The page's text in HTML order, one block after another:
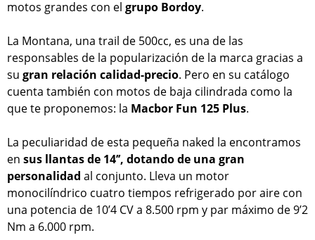
motos grandes con el grupo Bordoy.
La Montana, una trail de 500cc, es una de las
responsables de la popularización de la marca gracias a
su gran relación calidad-precio. Pero en su catálogo
cuenta también con motos de baja cilindrada como la
que te proponemos: la Macbor Fun 125 Plus.
La peculiaridad de esta pequeña naked la encontramos
en sus llantas de 14’’, dotando de una gran
personalidad al conjunto. Lleva un motor
monocilíndrico cuatro tiempos refrigerado por aire con
una potencia de 10’4 CV a 8.500 rpm y par máximo de 9’2
Nm a 6.000 rpm.